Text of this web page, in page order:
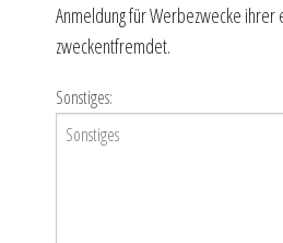
Anmeldung für Werbezwecke ihrer
zweckentfremdet.
Sonstiges: